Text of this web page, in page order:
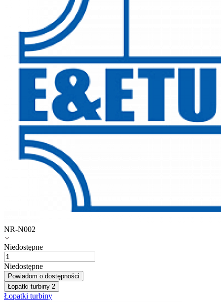
NR-N002
Niedostępne
Niedostępne
Powiadom o dostępności
Łopatki turbiny 2
Łopatki turbiny